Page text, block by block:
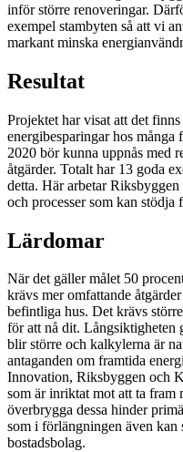
inför större renoveringar.
exempel stambyten så att vi
markant minska
Resultat
Projektet har visat att det
energibesparingar hos
2020 bör kunna uppnås med
åtgärder. Totalt har 13 goda
detta. Här arbetar
och processer som kan stödja
Lärdomar
När det gäller målet 50
krävs mer omfattande
befintliga hus. Det krävs
för att nå dit. Långsiktigheten
blir större och kalkylerna är
antaganden om framtida
Innovation, Riksbyggen och
som är inriktat mot att ta fram
överbrygga dessa hinder
som i förlängningen även
bostadsbolag.